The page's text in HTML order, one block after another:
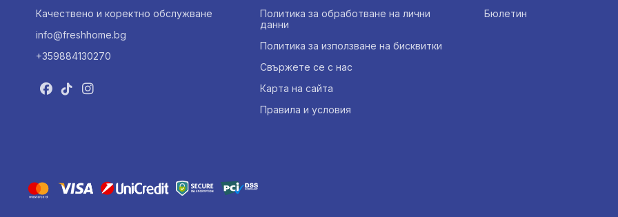
Качествено и коректно обслужване
info@freshhome.bg
+359884130270
Политика за обработване на лични
данни
Политика за използване на бисквитки
Свържете се с нас
Карта на сайта
Правила и условия
Бюлетин